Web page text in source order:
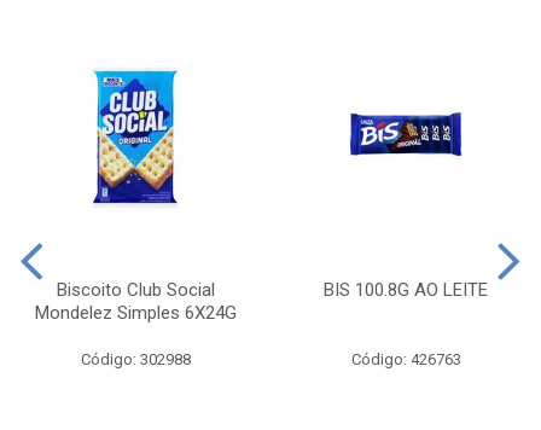
Biscoito Club Social
Mondelez Simples 6X24G
Código: 302988
BIS 100.8G AO LEITE
Código: 426763